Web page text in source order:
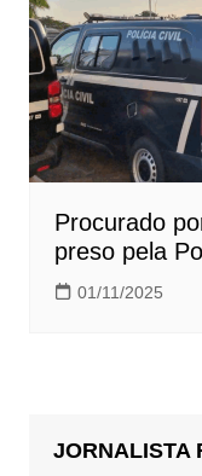
Procurado
preso pela
01/11/2025
JORNALISTA